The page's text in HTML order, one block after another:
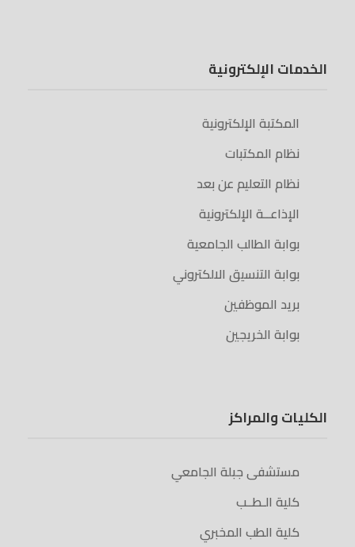
الخدمات الإلكترونية
المكتبة الإلكترونية
نظام المكتبات
نظام التعليم عن بعد
الإذاعــة الإلكترونية
بوابة الطالب الجامعية
بوابة التنسيق الالكتروني
بريد الموظفين
بوابة الخريجين
الكليات والمراكز
مستشفى جبلة الجامعي
كلية الـطــب
كلية الطب المخبري